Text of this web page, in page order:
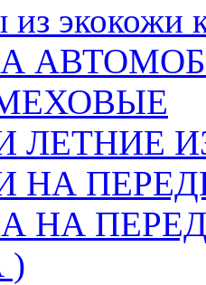
из
ЛЕТНИЕ
НА
НА
)